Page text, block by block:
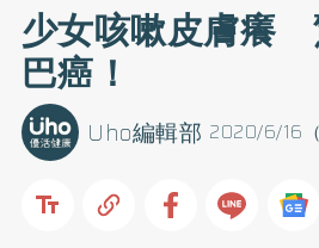
少女咳嗽皮膚癢
巴癌！
2020/6/16
Uho編輯部